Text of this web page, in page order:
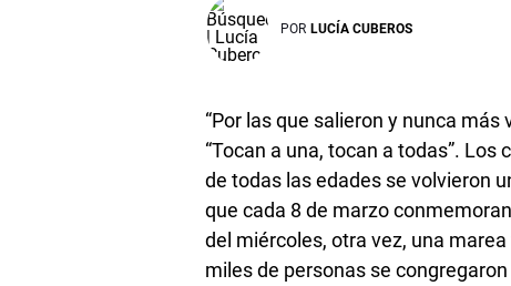
POR LUCÍA CUBEROS
“Por las que salieron y nunca más
“Tocan a una, tocan a todas”.
de todas las edades se volvieron
que cada 8 de marzo
del miércoles, otra vez, una
miles de personas se